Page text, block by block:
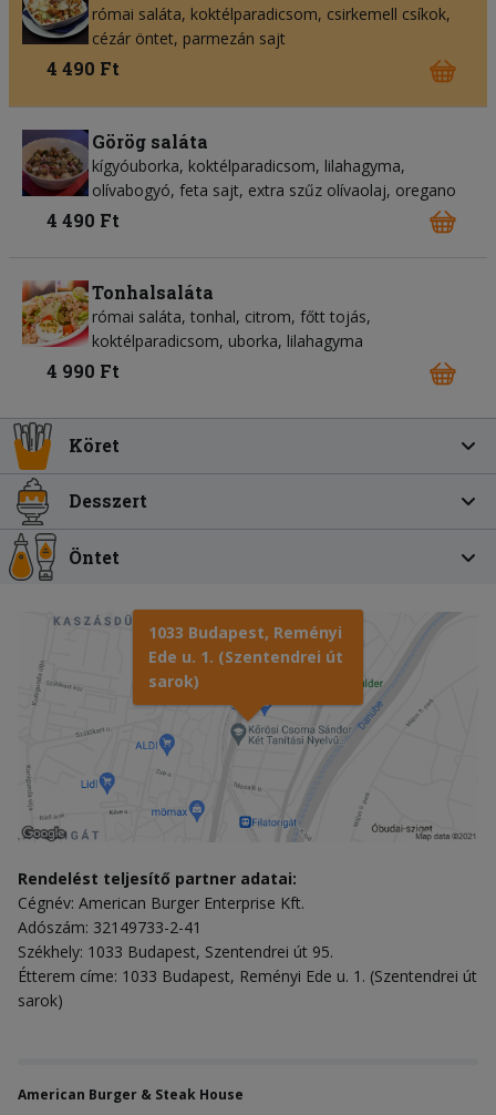
római saláta, koktélparadicsom, csirkemell csíkok,
cézár öntet, parmezán sajt
4 490 Ft
Görög saláta
kígyóuborka, koktélparadicsom, lilahagyma,
olívabogyó, feta sajt, extra szűz olívaolaj, oregano
4 490 Ft
Tonhalsaláta
római saláta, tonhal, citrom, főtt tojás,
koktélparadicsom, uborka, lilahagyma
4 990 Ft
Köret
Desszert
Öntet
1033 Budapest, Reményi
Ede u. 1. (Szentendrei út
sarok)
Rendelést teljesítő partner adatai:
Cégnév: American Burger Enterprise Kft.
Adószám: 32149733-2-41
Székhely: 1033 Budapest, Szentendrei út 95.
Étterem címe: 1033 Budapest, Reményi Ede u. 1. (Szentendrei út
sarok)
American Burger & Steak House